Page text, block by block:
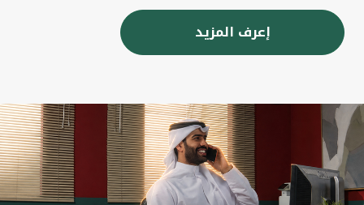
إعرف المزيد